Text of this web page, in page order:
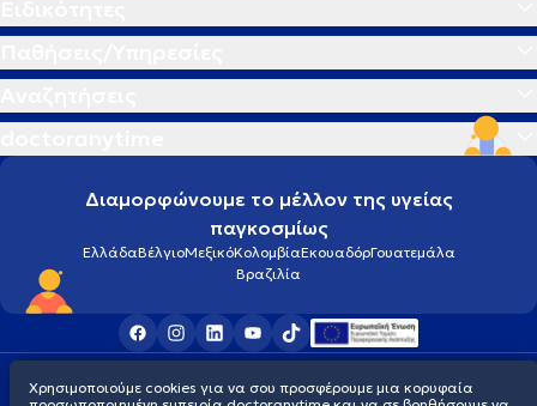
Διαμορφώνουμε το μέλλον της υγείας
παγκοσμίως
ΕλλάδαΒέλγιοΜεξικόΚολομβίαΕκουαδόρΓουατεμάλα
Βραζιλία
Οροι χρήσης Cookies Πολιτική προστασίας προσωπικού απορρήτου
© 2026 doctoranytime
Χρησιμοποιούμε cookies για να σου προσφέρουμε μια κορυφαία